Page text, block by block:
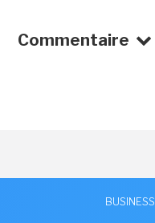
Commentaire
BUSINESS